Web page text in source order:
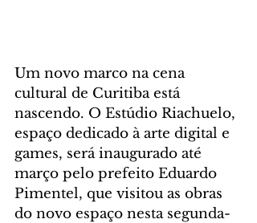
Um novo marco na cena
cultural de Curitiba está
nascendo. O Estúdio Riachuelo,
espaço dedicado à arte digital e
games, será inaugurado até
março pelo prefeito Eduardo
Pimentel, que visitou as obras
do novo espaço nesta segunda-